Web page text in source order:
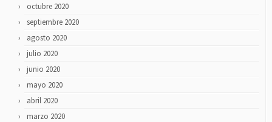
octubre 2020
septiembre 2020
agosto 2020
julio 2020
junio 2020
mayo 2020
abril 2020
marzo 2020